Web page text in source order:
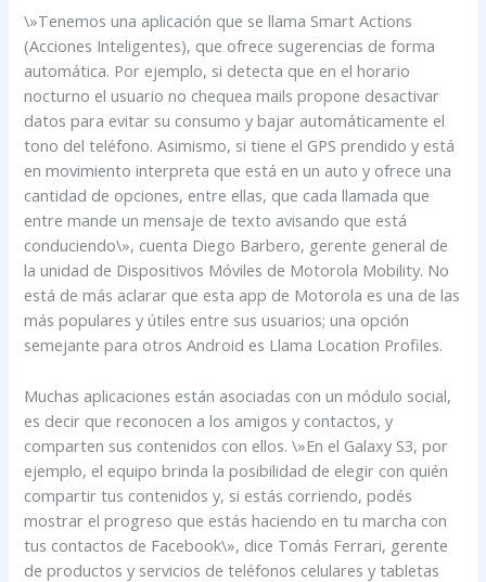
\»Tenemos una aplicación que se llama Smart Actions
(Acciones Inteligentes), que ofrece sugerencias de forma
automática. Por ejemplo, si detecta que en el horario
nocturno el usuario no chequea mails propone desactivar
datos para evitar su consumo y bajar automáticamente el
tono del teléfono. Asimismo, si tiene el GPS prendido y está
en movimiento interpreta que está en un auto y ofrece una
cantidad de opciones, entre ellas, que cada llamada que
entre mande un mensaje de texto avisando que está
conduciendo\», cuenta Diego Barbero, gerente general de
la unidad de Dispositivos Móviles de Motorola Mobility. No
está de más aclarar que esta app de Motorola es una de las
más populares y útiles entre sus usuarios; una opción
semejante para otros Android es Llama Location Profiles.
Muchas aplicaciones están asociadas con un módulo social,
es decir que reconocen a los amigos y contactos, y
comparten sus contenidos con ellos. \»En el Galaxy S3, por
ejemplo, el equipo brinda la posibilidad de elegir con quién
compartir tus contenidos y, si estás corriendo, podés
mostrar el progreso que estás haciendo en tu marcha con
tus contactos de Facebook\», dice Tomás Ferrari, gerente
de productos y servicios de teléfonos celulares y tabletas